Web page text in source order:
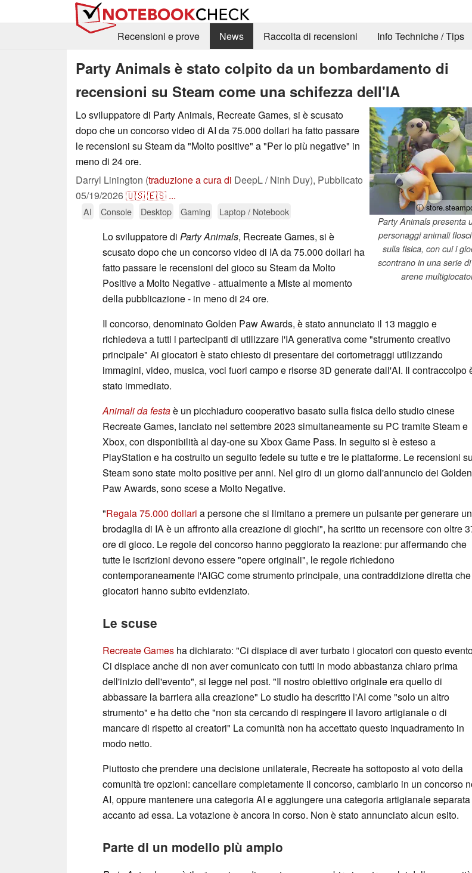
Recensioni e prove
News Raccolta di recensioni Info Techniche / Tips
Party Animals è stato colpito da un bombardamento di
recensioni su Steam come una schifezza dell'IA
ⓘ
Party Animals presenta
personaggi animali
sulla fisica, con cui i
scontrano in una serie
arene
Lo sviluppatore di Party Animals, Recreate Games, si è scusato
dopo che un concorso video di AI da 75.000 dollari ha fatto passare
le recensioni su Steam da "Molto positive" a "Per lo più negative" in
meno di 24 ore.
Darryl Linington (traduzione a cura di DeepL / Ninh Duy), Pubblicato
05/19/2026🇺🇸🇪🇸 ...
AI Console Desktop Gaming Laptop / Notebook
Lo sviluppatore di Party Animals, Recreate Games, si è
scusato dopo che un concorso video di IA da 75.000 dollari ha
fatto passare le recensioni del gioco su Steam da Molto
Positive a Molto Negative - attualmente a Miste al momento
della pubblicazione - in meno di 24 ore.
Il concorso, denominato Golden Paw Awards, è stato annunciato il 13 maggio e
richiedeva a tutti i partecipanti di utilizzare l'IA generativa come "strumento creativo
principale" Ai giocatori è stato chiesto di presentare dei cortometraggi utilizzando
immagini, video, musica, voci fuori campo e risorse 3D generate dall'AI. Il contraccolpo
stato immediato.
Animali da festaè un picchiaduro cooperativo basato sulla fisica dello studio cinese
Recreate Games, lanciato nel settembre 2023 simultaneamente su PC tramite Steam e
Xbox, con disponibilità al day-one su Xbox Game Pass. In seguito si è esteso a
PlayStation e ha costruito un seguito fedele su tutte e tre le piattaforme. Le recensioni su
Steam sono state molto positive per anni. Nel giro di un giorno dall'annuncio dei Golden
Paw Awards, sono scese a Molto Negative.
"Regala 75.000 dollari a persone che si limitano a premere un pulsante per generare
brodaglia di IA è un affronto alla creazione di giochi", ha scritto un recensore con oltre
ore di gioco. Le regole del concorso hanno peggiorato la reazione: pur affermando che
tutte le iscrizioni devono essere "opere originali", le regole richiedono
contemporaneamente l'AIGC come strumento principale, una contraddizione diretta
giocatori hanno subito evidenziato.
Le scuse
Recreate Games ha dichiarato: "Ci dispiace di aver turbato i giocatori con questo
Ci dispiace anche di non aver comunicato con tutti in modo abbastanza chiaro prima
dell'inizio dell'evento", si legge nel post. "Il nostro obiettivo originale era quello di
abbassare la barriera alla creazione" Lo studio ha descritto l'AI come "solo un altro
strumento" e ha detto che "non sta cercando di respingere il lavoro artigianale o di
mancare di rispetto ai creatori" La comunità non ha accettato questo inquadramento in
modo netto.
Piuttosto che prendere una decisione unilaterale, Recreate ha sottoposto al voto della
comunità tre opzioni: cancellare completamente il concorso, cambiarlo in un concorso
AI, oppure mantenere una categoria AI e aggiungere una categoria artigianale separata
accanto ad essa. La votazione è ancora in corso. Non è stato annunciato alcun esito.
Parte di un modello più ampio